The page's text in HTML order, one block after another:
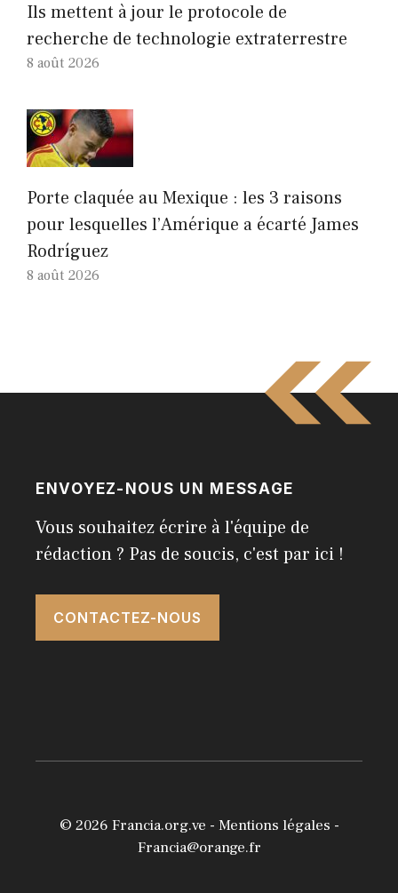
Ils mettent à jour le protocole de
recherche de technologie extraterrestre
8 août 2026
Porte claquée au Mexique : les 3 raisons
pour lesquelles l’Amérique a écarté James
Rodríguez
8 août 2026
ENVOYEZ-NOUS UN MESSAGE
Vous souhaitez écrire à l'équipe de
rédaction ? Pas de soucis, c'est par ici !
CONTACTEZ-NOUS
© 2026 Francia.org.ve - Mentions légales -
Francia@orange.fr